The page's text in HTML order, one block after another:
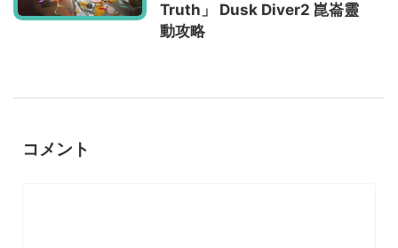
Truth」 Dusk Diver2 崑崙靈
動攻略
コメント